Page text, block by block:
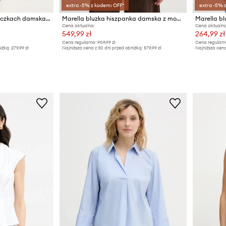
Marella bluzka na ramiączkach damska z lyocellu Emme by Marella
279,99 zł
extra -5% z kodem: OFF*
Marella bluzka hiszpanka damska z modalem MERINGA
Cena aktualna:
549,99 zł
Cena regularna: 909,99 zł
Najniższa cena z 30 dni przed obniżką: 579,99 zł
extra -5%
Marella
Cena
264,99 zł
Cena
Najniższa